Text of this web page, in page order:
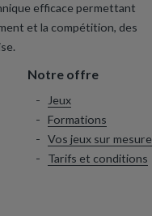
efficace permettant
et la compétition, des
Notre offre
Jeux
Formations
Vos jeux sur mesure
Tarifs et conditions